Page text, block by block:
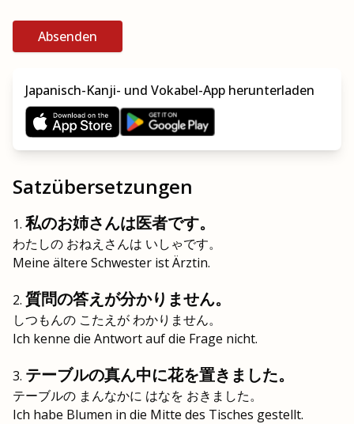
Absenden
Japanisch-Kanji- und Vokabel-App herunterladen
Satzübersetzungen
私のお姉さんは医者です。
わたしの おねえさんは いしゃです。
Meine ältere Schwester ist Ärztin.
質問の答えが分かりません。
しつもんの こたえが わかりません。
Ich kenne die Antwort auf die Frage nicht.
テーブルの真ん中に花を置きました。
テーブルの まんなかに はなを おきました。
Ich habe Blumen in die Mitte des Tisches gestellt.